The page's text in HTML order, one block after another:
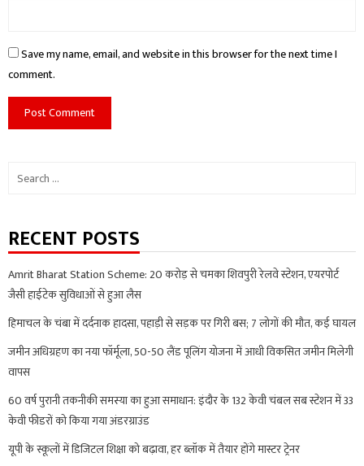
Save my name, email, and website in this browser for the next time I
comment.
Search
RECENT POSTS
Amrit Bharat Station Scheme: 20 करोड़ से चमका शिवपुरी रेलवे स्टेशन, एयरपोर्ट
जैसी हाईटेक सुविधाओं से हुआ लैस
हिमाचल के चंबा में दर्दनाक हादसा, पहाड़ी से सड़क पर गिरी बस; 7 लोगों की मौत, कई घायल
जमीन अधिग्रहण का नया फॉर्मूला, 50-50 लैंड पूलिंग योजना में आधी विकसित जमीन मिलेगी
वापस
60 वर्ष पुरानी तकनीकी समस्या का हुआ समाधान: इंदौर के 132 केवी चंबल सब स्टेशन में 33
केवी फीडरों को किया गया अंडरग्राउंड
यूपी के स्कूलों में डिजिटल शिक्षा को बढ़ावा, हर ब्लॉक में तैयार होंगे मास्टर ट्रेनर